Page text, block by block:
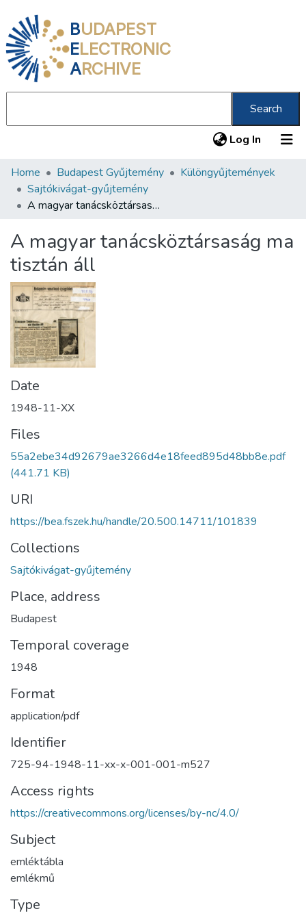
BUDAPEST
ELECTRONIC
ARCHIVE
Search
Log In (current)
Communities & Collections
All of DSpace
About us
Home Budapest Gyűjtemény
Különgyűjtemények
Sajtókivágat-gyűjtemény
A magyar tanácsköztársaság ma tisztán áll
A magyar tanácsköztársaság ma
tisztán áll
Date
1948-11-XX
Files
55a2ebe34d92679ae3266d4e18feed895d48bb8e.pdf
(441.71 KB)
URI
https://bea.fszek.hu/handle/20.500.14711/101839
Collections
Sajtókivágat-gyűjtemény
Place, address
Budapest
Temporal coverage
1948
Format
application/pdf
Identifier
725-94-1948-11-xx-x-001-001-m527
Access rights
https://creativecommons.org/licenses/by-nc/4.0/
Subject
emléktábla
emlékmű
Type